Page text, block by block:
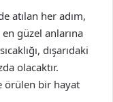
atılan her adım,
güzel anlarına
dışarıdaki
olacaktır.
örülen bir hayat